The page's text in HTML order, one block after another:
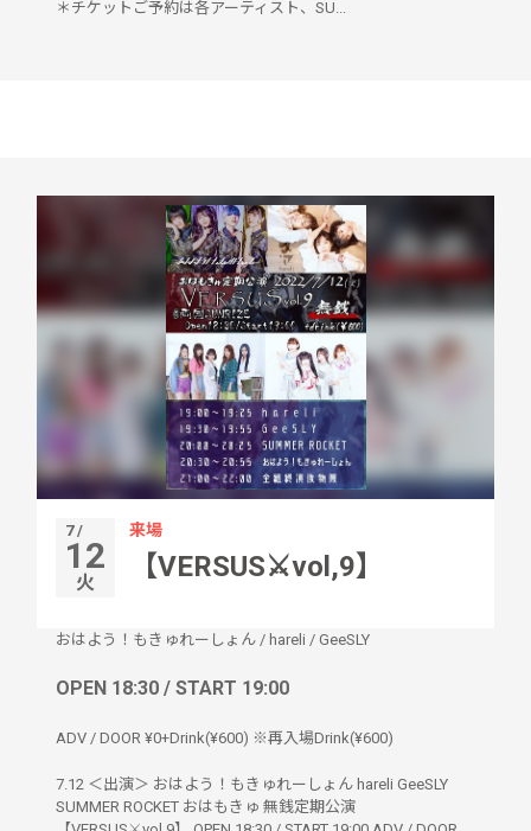
＊チケットご予約は各アーティスト、SU...
7 /
12
火
来場
【VERSUS⚔vol,9】
おはよう！もきゅれーしょん / hareli / GeeSLY
OPEN 18:30 / START 19:00
ADV / DOOR ¥0+Drink(¥600) ※再入場Drink(¥600)
7.12 ＜出演＞ おはよう！もきゅれーしょん hareli GeeSLY
SUMMER ROCKET おはもきゅ 無銭定期公演